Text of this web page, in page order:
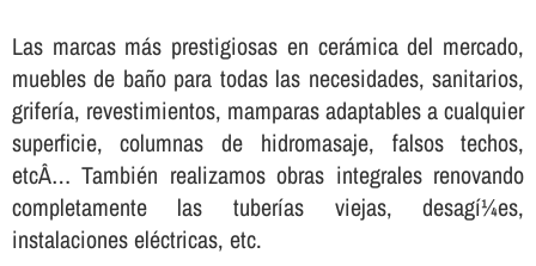
Las marcas más prestigiosas en cerámica del mercado,
muebles de baño para todas las necesidades, sanitarios,
griferí­a, revestimientos, mamparas adaptables a cualquier
superficie, columnas de hidromasaje, falsos techos,
etcÂ… También realizamos obras integrales renovando
completamente las tuberí­as viejas, desagí¼es,
instalaciones eléctricas, etc.